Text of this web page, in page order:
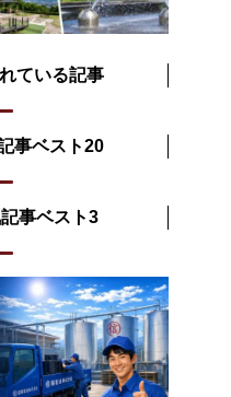
ている記事
事ベスト20
事ベスト3